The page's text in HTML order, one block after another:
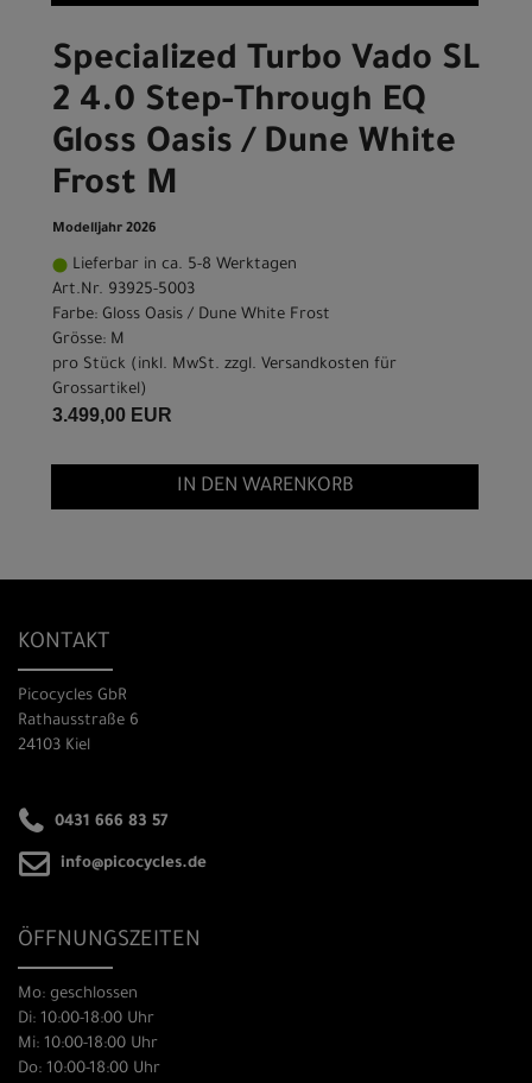
Specialized Turbo Vado SL
2 4.0 Step-Through EQ
Gloss Oasis / Dune White
Frost M
Modelljahr 2026
Lieferbar in ca. 5-8 Werktagen
Art.Nr. 93925-5003
Farbe: Gloss Oasis / Dune White Frost
Grösse: M
pro Stück (inkl. MwSt. zzgl. Versandkosten für
Grossartikel)
3.499,00 EUR
IN DEN WARENKORB
KONTAKT
Picocycles GbR
Rathausstraße 6
24103 Kiel
0431 666 83 57
info@picocycles.de
ÖFFNUNGSZEITEN
Mo: geschlossen
Di: 10:00-18:00 Uhr
Mi: 10:00-18:00 Uhr
Do: 10:00-18:00 Uhr